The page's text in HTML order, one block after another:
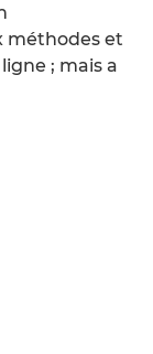
méthodes et
; mais a